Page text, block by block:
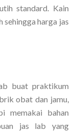
standard. Kain
harga jas
buat praktikum
obat dan jamu,
memakai bahan
jas lab yang